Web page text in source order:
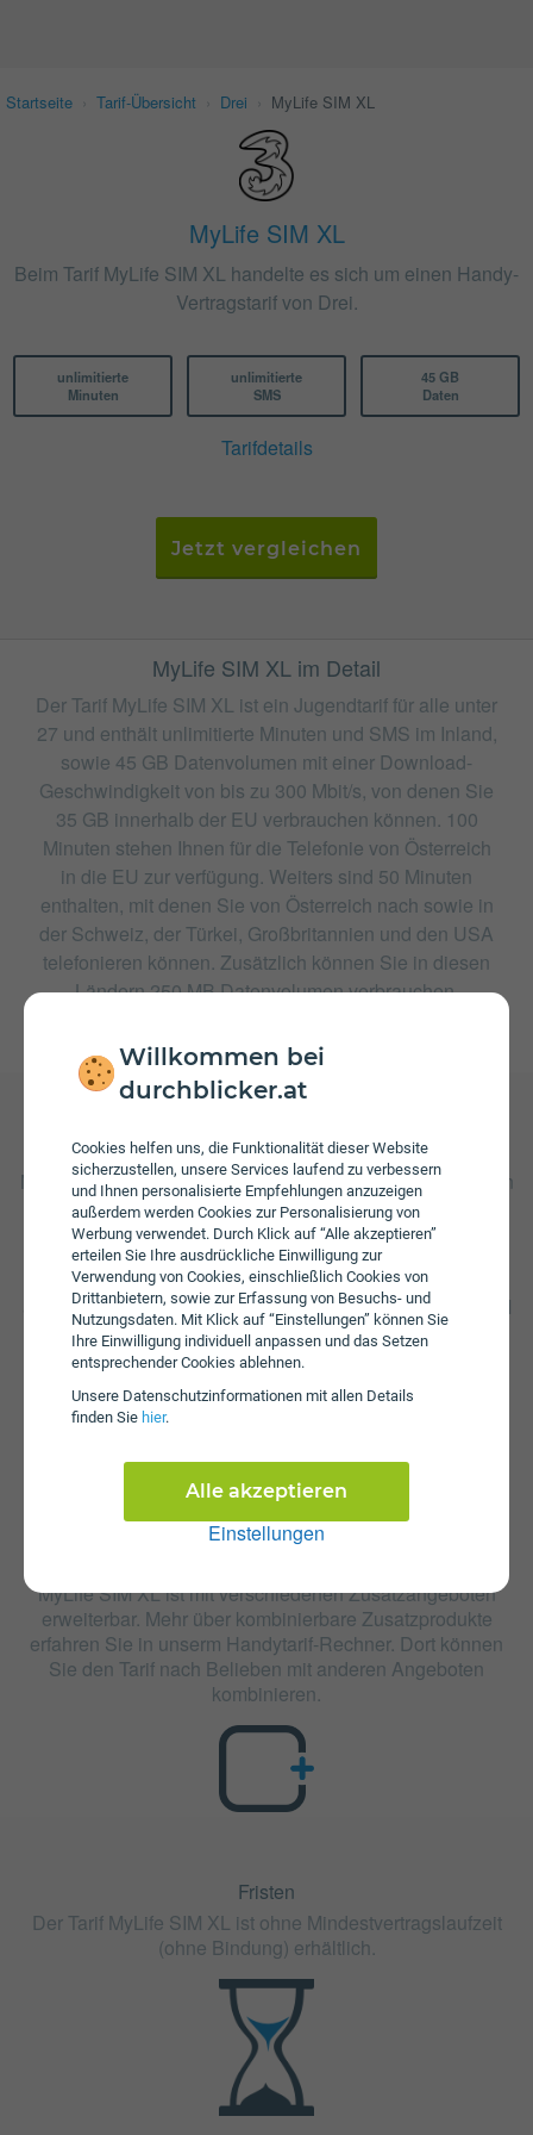
Willkommen bei
durchblicker.at
Cookies helfen uns, die Funktionalität dieser Website
sicherzustellen, unsere Services laufend zu verbessern
und Ihnen personalisierte Empfehlungen anzuzeigen
außerdem werden Cookies zur Personalisierung von
Werbung verwendet. Durch Klick auf “Alle akzeptieren”
erteilen Sie Ihre ausdrückliche Einwilligung zur
Verwendung von Cookies, einschließlich Cookies von
Drittanbietern, sowie zur Erfassung von Besuchs- und
Nutzungsdaten. Mit Klick auf “Einstellungen” können Sie
Ihre Einwilligung individuell anpassen und das Setzen
entsprechender Cookies ablehnen.
Unsere Daten­schutz­informationen mit allen Details
finden Sie hier.
Einstellungen
Alle akzeptieren
Startseite Tarif-Übersicht Drei MyLife SIM XL
MyLife SIM XL
Beim Tarif MyLife SIM XL handelte es sich um einen Handy-
Vertragstarif von Drei.
unlimitierte
Minuten
unlimitierte
SMS
45 GB
Daten
Tarifdetails
Jetzt vergleichen
MyLife SIM XL im Detail
Der Tarif MyLife SIM XL ist ein Jugendtarif für alle unter
27 und enthält unlimitierte Minuten und SMS im Inland,
sowie 45 GB Datenvolumen mit einer Download-
Geschwindigkeit von bis zu 300 Mbit/s, von denen Sie
35 GB innerhalb der EU verbrauchen können. 100
Minuten stehen Ihnen für die Telefonie von Österreich
in die EU zur verfügung. Weiters sind 50 Minuten
enthalten, mit denen Sie von Österreich nach sowie in
der Schweiz, der Türkei, Großbritannien und den USA
telefonieren können. Zusätzlich können Sie in diesen
Ländern 250 MB Datenvolumen verbrauchen.
Gebühren
Nach Verbrauch der inkludierten Einheiten fallen Kosten in
Höhe von 35 ct/€ pro Minute und 35 ct/€ pro versendeter
SMS an. Wenn das inkludierte Datenvolumen
aufgebraucht ist muss ein zusätzliches Datenpaket von
Drei hinzugenommen werden, um wieder mobilen Zugriff
auf das Internet zu haben. Zusätzlich fällt beim MyLife SIM
XL eine Aktivierungsgebühr in Höhe von € 69,90 an. Die
jährliche Servicepauschale beträgt € 27.
MyLife SIM XL ist mit verschiedenen Zusatzangeboten
erweiterbar. Mehr über kombinierbare Zusatzprodukte
erfahren Sie in unserm Handytarif-Rechner. Dort können
Sie den Tarif nach Belieben mit anderen Angeboten
kombinieren.
Fristen
Der Tarif MyLife SIM XL ist ohne Mindestvertragslaufzeit
(ohne Bindung) erhältlich.